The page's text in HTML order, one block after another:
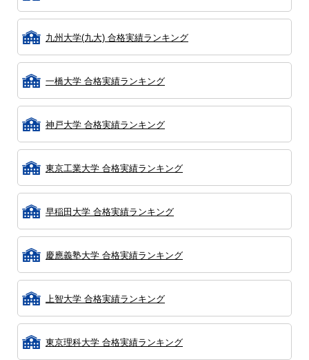
九州大学(九大) 合格実績ランキング
一橋大学 合格実績ランキング
神戸大学 合格実績ランキング
東京工業大学 合格実績ランキング
早稲田大学 合格実績ランキング
慶應義塾大学 合格実績ランキング
上智大学 合格実績ランキング
東京理科大学 合格実績ランキング